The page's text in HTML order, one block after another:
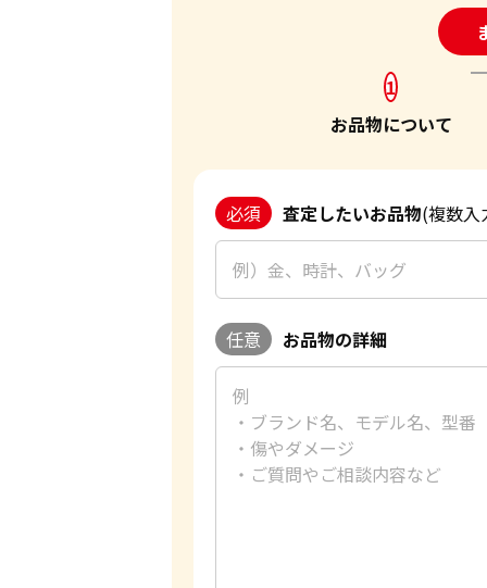
24
1
お品物について
必須 査定したいお品物(複数入
任意 お品物の詳細